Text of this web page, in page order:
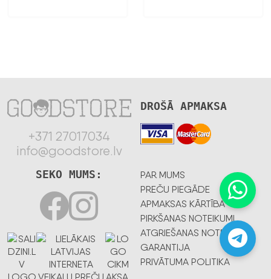
+371 27017034
info@goodstore.lv
DROŠĀ APMAKSA
PAR MUMS
PREČU PIEGĀDE
APMAKSAS KĀRTĪBA
PIRKŠANAS NOTEIKUMI
ATGRIEŠANAS NOTEIKUMI
GARANTIJA
PRIVĀTUMA POLITIKA
SEKO MUMS: